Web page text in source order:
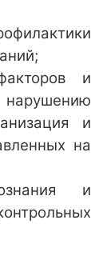
и
и
на
и